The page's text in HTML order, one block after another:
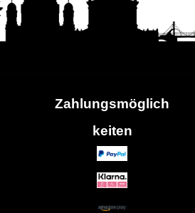
Zahlungsmöglich
keiten